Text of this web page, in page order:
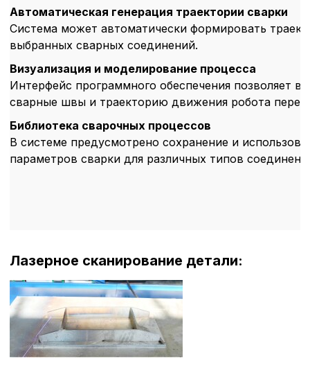
Автоматическая генерация траектории сварки
Система может автоматически формировать
выбранных сварных соединений.
Визуализация и моделирование процесса
Интерфейс программного обеспечения позволяет
сварные швы и траекторию движения робота перед
Библиотека сварочных процессов
В системе предусмотрено сохранение и
параметров сварки для различных типов
Лазерное сканирование детали:
Аналитические
Внимание:
исходя из
пользователей.